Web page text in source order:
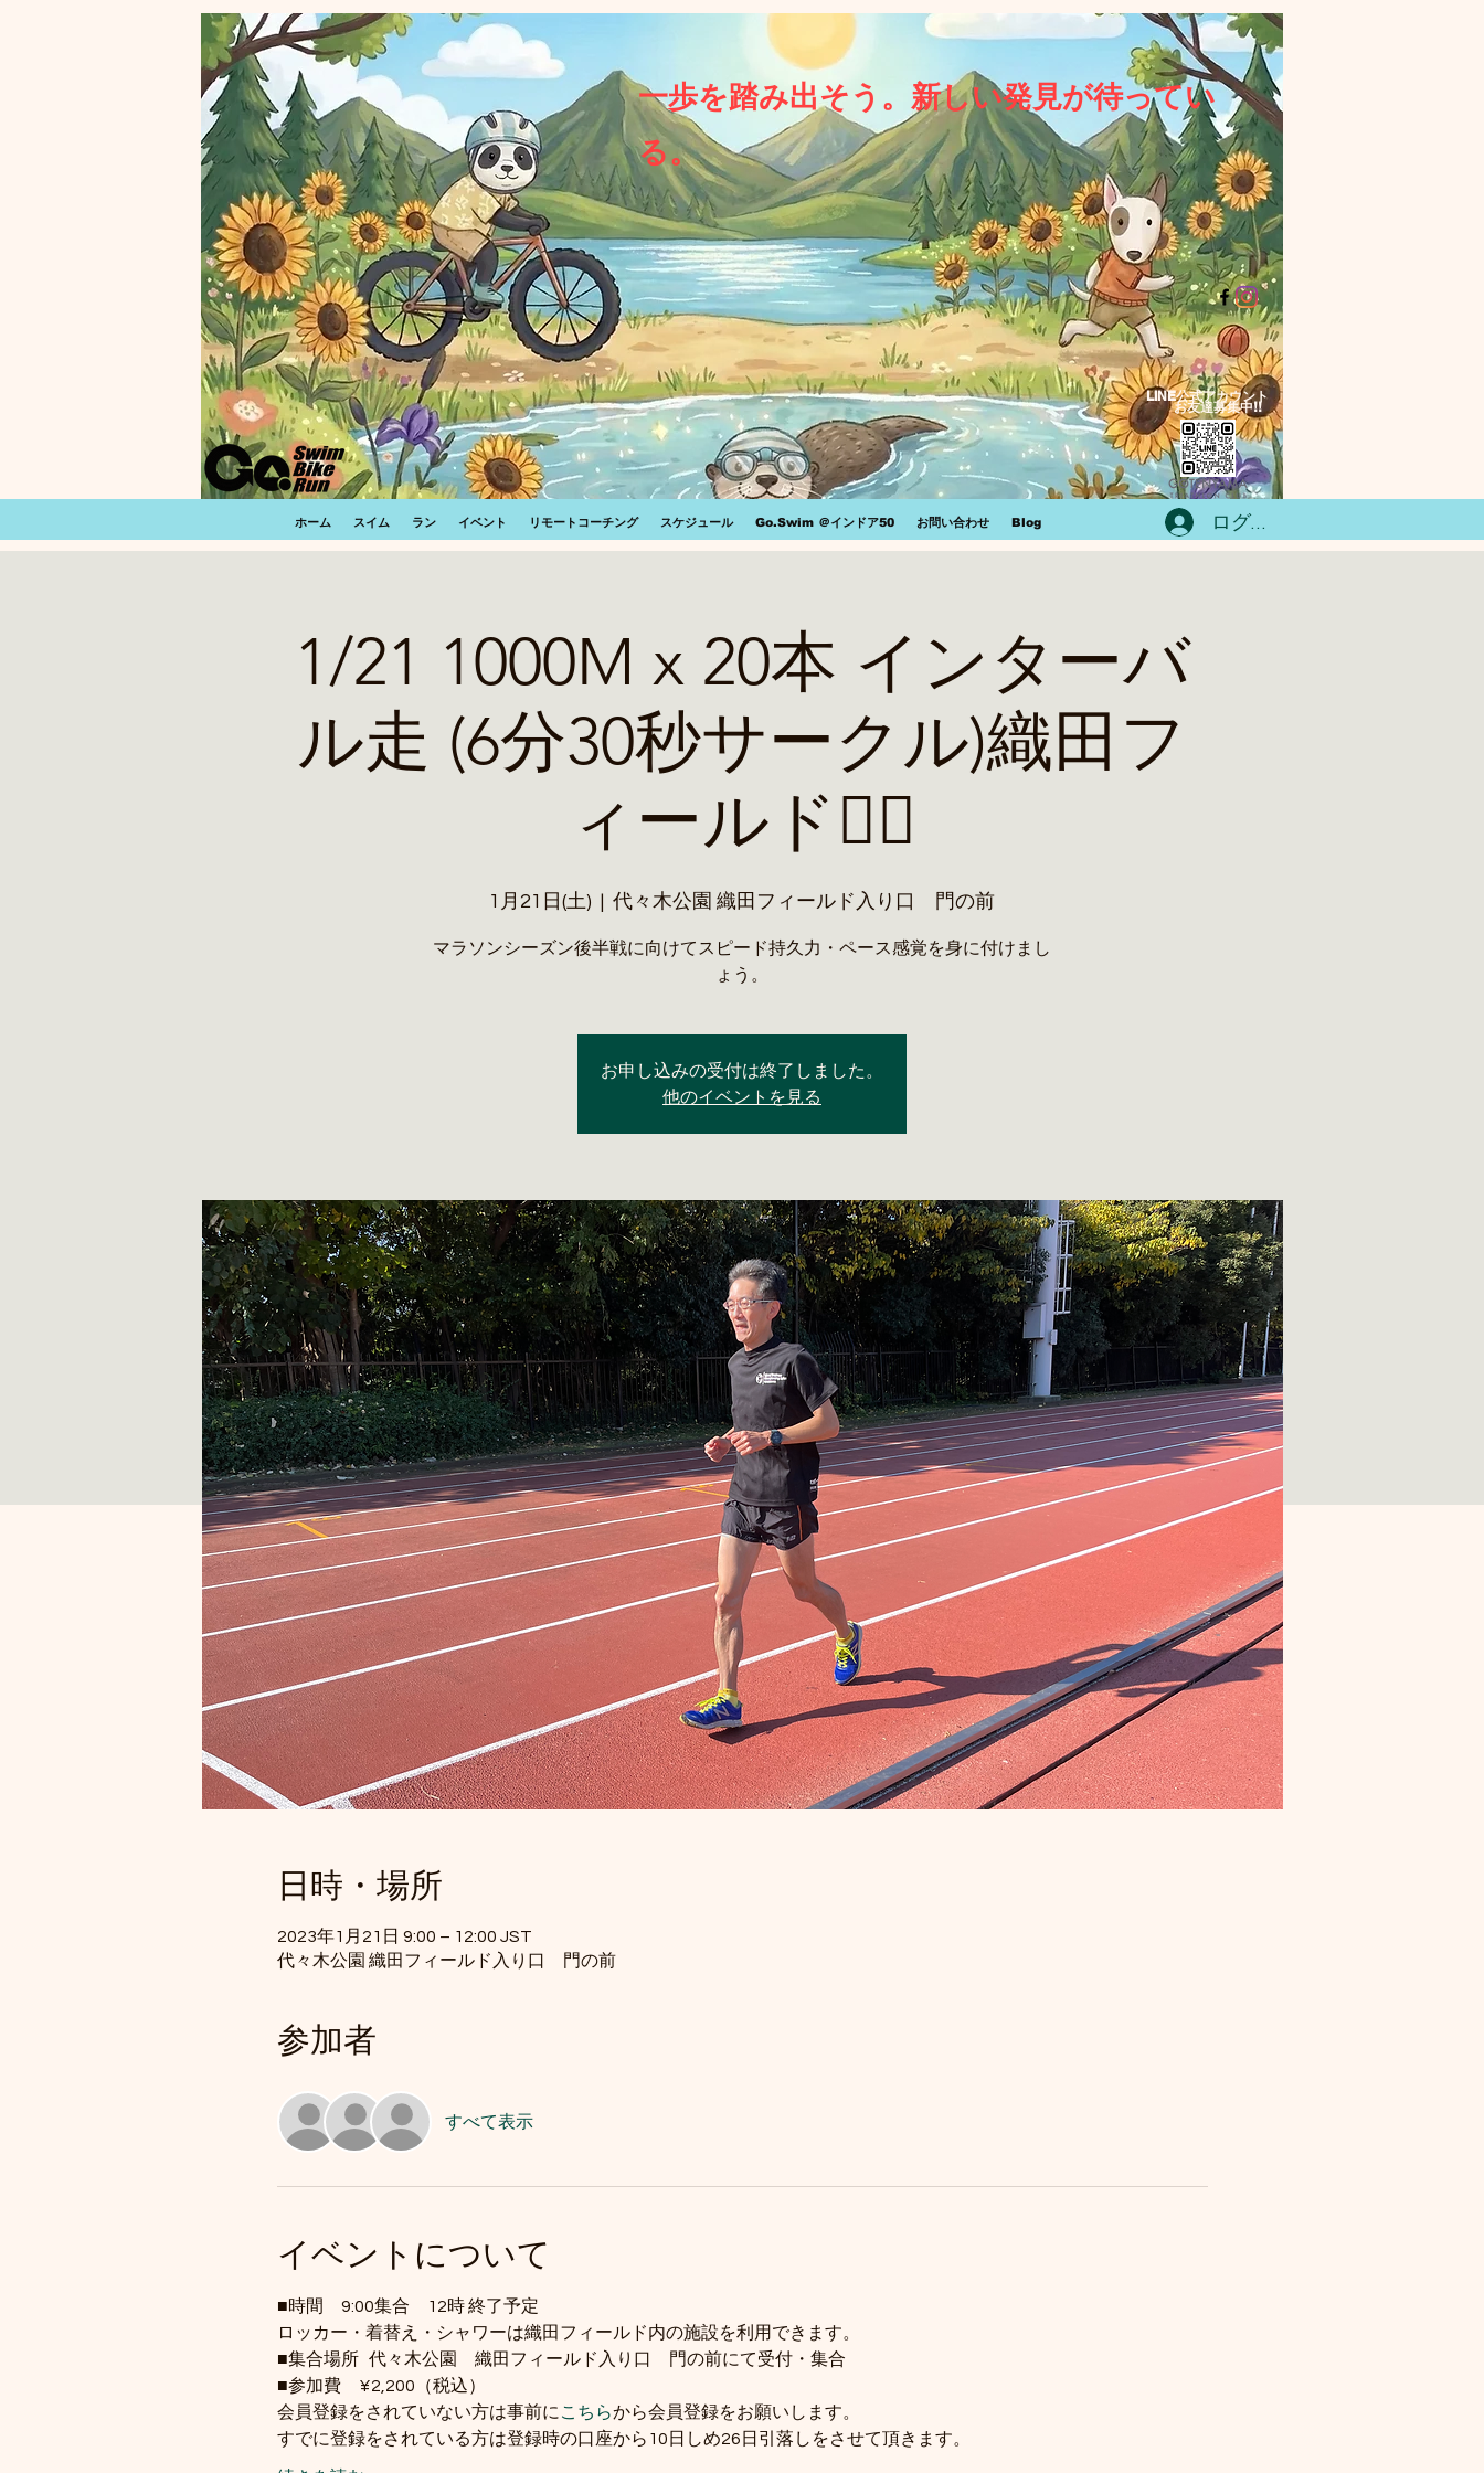
一歩を踏み出そう。新しい発見が待ってい
る。
LINE公式アカウント​
お友達募集中!!
ホーム スイム ラン イベント リモートコーチング スケジュール Go.Swim ＠インドア50 お問い合わせ Blog ログイン
1/21 1000M x 20本 インターバ
ル走 (6分30秒サークル)織田フ
ィールド🏃‍♂️
1月21日(土)
  |
代々木公園 織田フィールド入り口 門の前
マラソンシーズン後半戦に向けてスピード持久力・ペース感覚を身に付けまし
ょう。
お申し込みの受付は終了しました。
他のイベントを見る
日時・場所
2023年1月21日 9:00 – 12:00 JST
代々木公園 織田フィールド入り口 門の前
参加者
すべて表示
イベントについて
■時間　9:00集合　12時 終了予定
ロッカー・着替え・シャワーは織田フィールド内の施設を利用できます。
■集合場所   代々木公園　織田フィールド入り口　門の前にて受付・集合
■参加費　¥2,200（税込）
会員登録をされていない方は事前に こちらから会員登録をお願いします。
すでに登録をされている方は登録時の口座から10日しめ26日引落しをさせて頂きます。